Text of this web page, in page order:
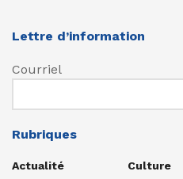
Lettre d’information
Courriel
Rubriques
Actualité
Culture